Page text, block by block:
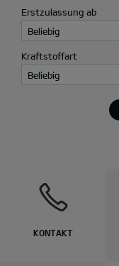
Erstzulassung ab
Beliebig
Kraftstoffart
Beliebig
KONTAKT